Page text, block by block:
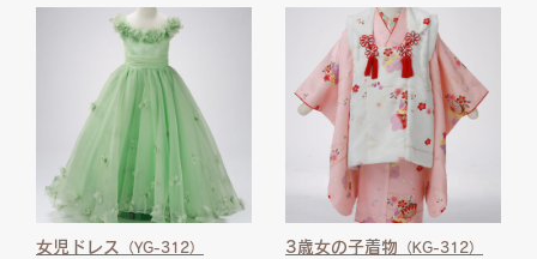
女児ドレス （YG-312） 3歳女の子着物 （KG-312）